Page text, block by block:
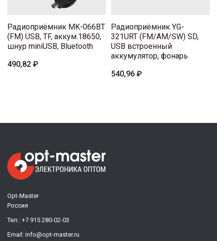
Радиоприёмник MK-066BT
(FM) USB, TF, аккум.18650,
шнур miniUSB, Bluetooth
490,82 ₽
Радиоприёмник YG-
321URT (FM/AM/SW) SD,
USB встроенный
аккумулятор, фонарь
540,96 ₽
Opt-Master
Россия
Тел.: +7 915 280-02-03
Email: info@opt-master.ru